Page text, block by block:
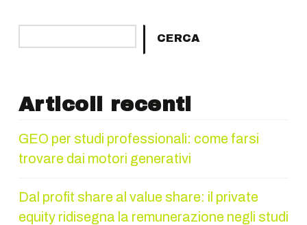
CERCA
Articoli recenti
GEO per studi professionali: come farsi
trovare dai motori generativi
Dal profit share al value share: il private
equity ridisegna la remunerazione negli studi